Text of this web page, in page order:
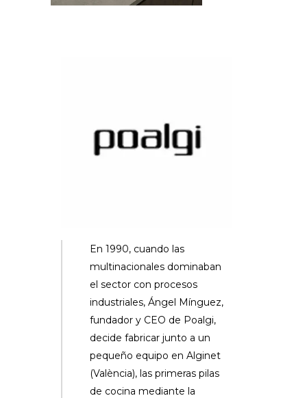
En 1990, cuando las
multinacionales dominaban
el sector con procesos
industriales, Ángel Mínguez,
fundador y CEO de Poalgi,
decide fabricar junto a un
pequeño equipo en Alginet
(València), las primeras pilas
de cocina mediante la